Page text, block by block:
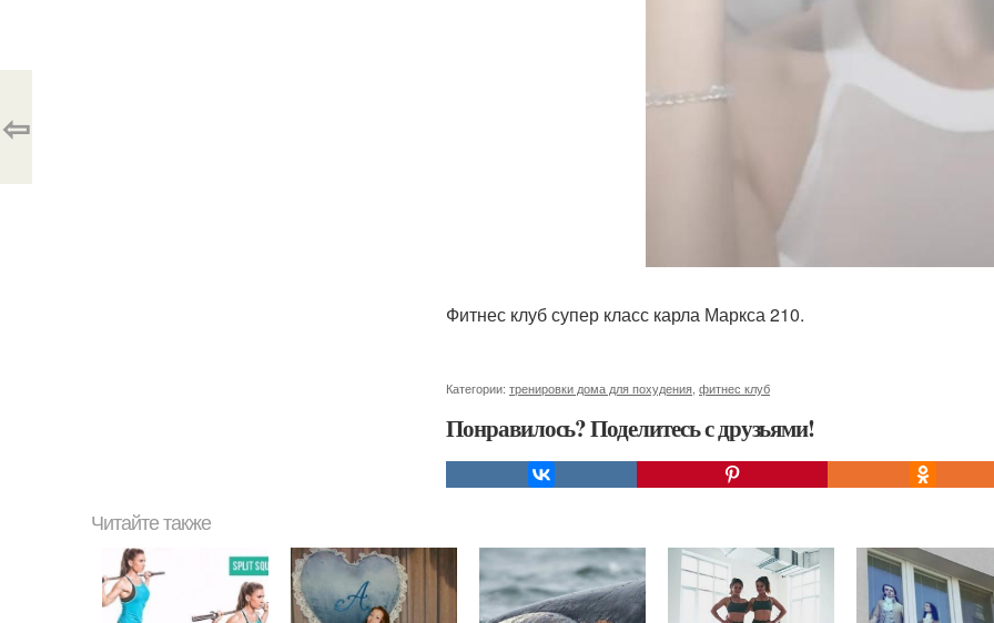
Фитнес клуб супер класс карла Маркса 210.
Категории: тренировки дома для похудения фитнес клуб
Понравилось? Поделитесь с друзьями!
⇦
Читайте также